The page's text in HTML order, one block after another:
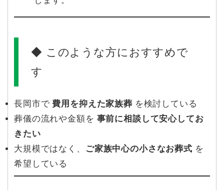
◆ このような方におすすめで
す
長岡市で費用を抑えた家族葬 を検討している
葬儀の流れや金額を 事前に相談して安心してお
きたい
大規模ではなく、
ご家族中心の小さなお葬式 を
希望している